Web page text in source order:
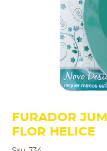
FURADOR
FLOR HELICE